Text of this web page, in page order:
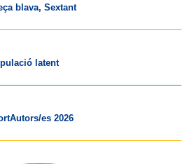
blava, Sextant
latent
es 2026